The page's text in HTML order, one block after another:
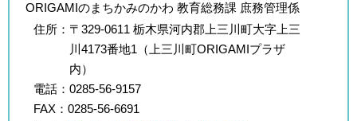
ORIGAMIのまちかみのかわ 教育総務課 庶務管理係
住所： 〒329-0611 栃木県河内郡上三川町大字上三
川4173番地1（上三川町ORIGAMIプラザ
内）
電話： 0285-56-9157
FAX： 0285-56-6691